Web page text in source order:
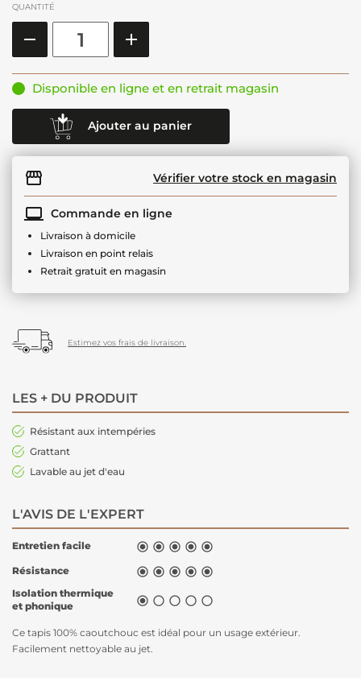
QUANTITÉ
Disponible en ligne et en retrait magasin
Ajouter au panier
Vérifier votre stock en magasin
Commande en ligne
Livraison à domicile
Livraison en point relais
Retrait gratuit en magasin
Estimez vos frais de livraison.
LES + DU PRODUIT
Résistant aux intempéries
Grattant
Lavable au jet d'eau
L'AVIS DE L'EXPERT
Entretien facile     
Résistance     
Isolation thermique
et phonique
    
Ce tapis 100% caoutchouc est idéal pour un usage extérieur.
Facilement nettoyable au jet.